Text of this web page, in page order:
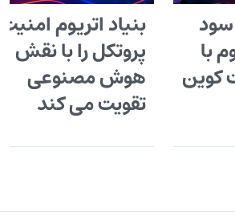
با
کوین
بنیاد اتریوم امنیت
پروتکل را با نقش
هوش مصنوعی
تقویت می کند